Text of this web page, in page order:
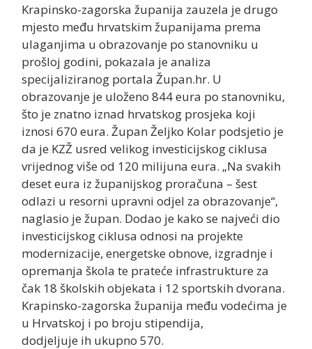
Krapinsko-zagorska županija zauzela je drugo
mjesto među hrvatskim županijama prema
ulaganjima u obrazovanje po stanovniku u
prošloj godini, pokazala je analiza
specijaliziranog portala Župan.hr. U
obrazovanje je uloženo 844 eura po stanovniku,
što je znatno iznad hrvatskog prosjeka koji
iznosi 670 eura. Župan Željko Kolar podsjetio je
da je KZŽ usred velikog investicijskog ciklusa
vrijednog više od 120 milijuna eura. „Na svakih
deset eura iz županijskog proračuna – šest
odlazi u resorni upravni odjel za obrazovanje“,
naglasio je župan. Dodao je kako se najveći dio
investicijskog ciklusa odnosi na projekte
modernizacije, energetske obnove, izgradnje i
opremanja škola te prateće infrastrukture za
čak 18 školskih objekata i 12 sportskih dvorana.
Krapinsko-zagorska županija među vodećima je
u Hrvatskoj i po broju stipendija,
dodjeljuje ih ukupno 570.